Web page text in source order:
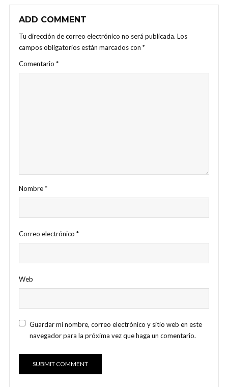
ADD COMMENT
Tu dirección de correo electrónico no será publicada. Los
campos obligatorios están marcados con *
Comentario *
Nombre*
Correo electrónico *
Web
Guardar mi nombre, correo electrónico y sitio web en este
navegador para la próxima vez que haga un comentario.